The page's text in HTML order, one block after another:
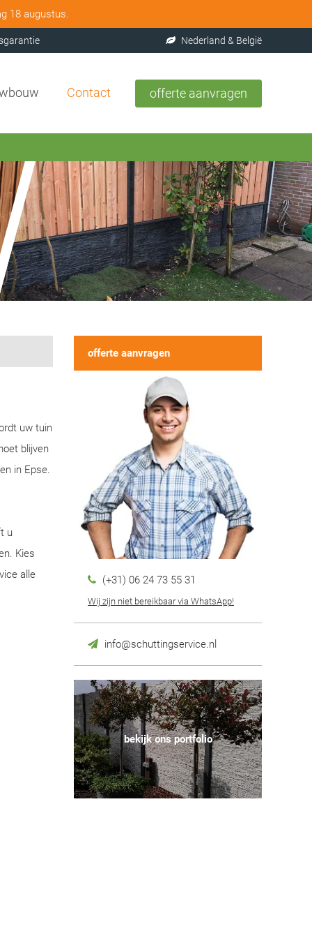
18 augustus.
Nederland & België
Contact offerte aanvragen
uw tuin
blijven
in Epse.
u
Kies
alle
offerte aanvragen
(+31) 06 24 73 55 31
Wij zijn niet bereikbaar via WhatsApp!
info@schuttingservice.nl
bekijk ons portfolio